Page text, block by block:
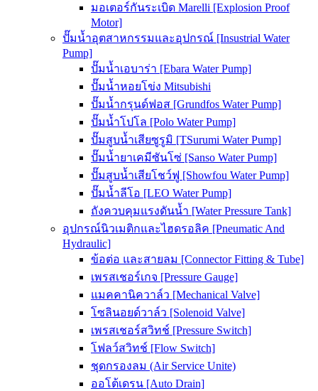
มอเตอร์กันระเบิด Marelli [Explosion Proof
Motor]
ปั๊มน้ำอุตสาหกรรมและอุปกรณ์ [Insustrial Water
Pump]
ปั๊มน้ำเอบาร่า [Ebara Water Pump]
ปั๊มน้ำหอยโข่ง Mitsubishi
ปั๊มน้ำกรุนด์ฟอส [Grundfos Water Pump]
ปั๊มน้ำโปโล [Polo Water Pump]
ปั๊มสูบน้ำเสียซูรูมิ [TSurumi Water Pump]
ปั๊มน้ำยาเคมีซันโซ่ [Sanso Water Pump]
ปั๊มสูบน้ำเสียโชว์ฟู [Showfou Water Pump]
ปั๊มน้ำลีโอ [LEO Water Pump]
ถังควบคุมแรงดันน้ำ [Water Pressure Tank]
อุปกรณ์นิวเมติกและไฮดรอลิค [Pneumatic And
Hydraulic]
ข้อต่อ และสายลม [Connector Fitting & Tube]
เพรสเชอร์เกจ [Pressure Gauge]
แมคคานิควาล์ว [Mechanical Valve]
โซลินอยด์วาล์ว [Solenoid Valve]
เพรสเชอร์สวิทช์ [Pressure Switch]
โฟลว์สวิทช์ [Flow Switch]
ชุดกรองลม (Air Service Unite)
ออโต้เดรน [Auto Drain]